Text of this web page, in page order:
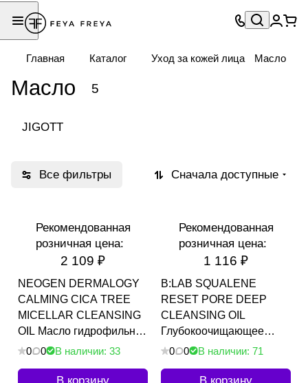
Главная Каталог Уход за кожей лица Масло
Масло 5
JIGOTT
Все фильтры Сначала доступные
Рекомендованная
розничная цена:
2 109 ₽
NEOGEN DERMALOGY
CALMING CICA TREE
MICELLAR CLEANSING
OIL Масло гидрофильное
с экстрактом центеллы
0 0 В наличии: 33
Рекомендованная
розничная цена:
1 116 ₽
B:LAB SQUALENE
RESET PORE DEEP
CLEANSING OIL
Глубокоочищающее
гидрофильное масло со
0 0 В наличии: 71